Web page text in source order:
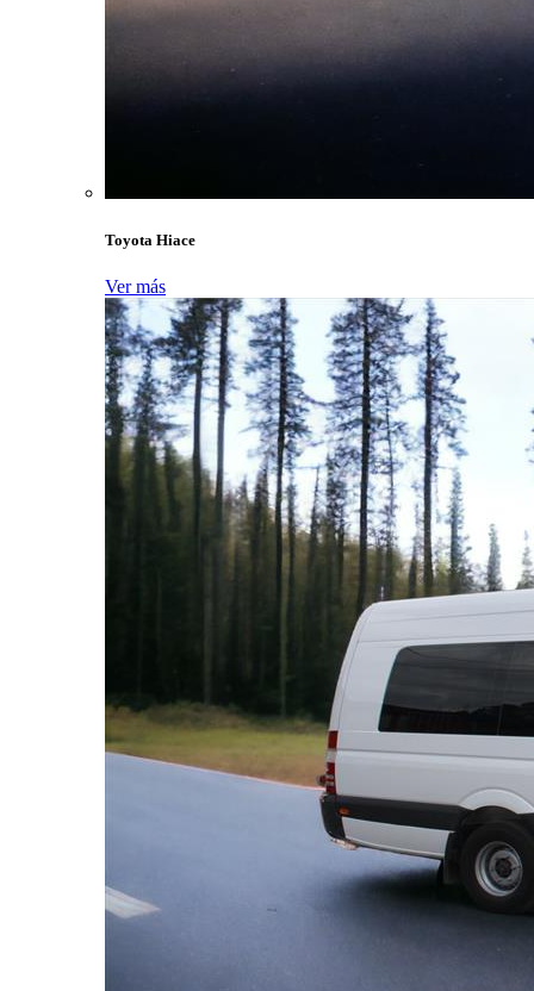
Toyota Hiace
Ver más